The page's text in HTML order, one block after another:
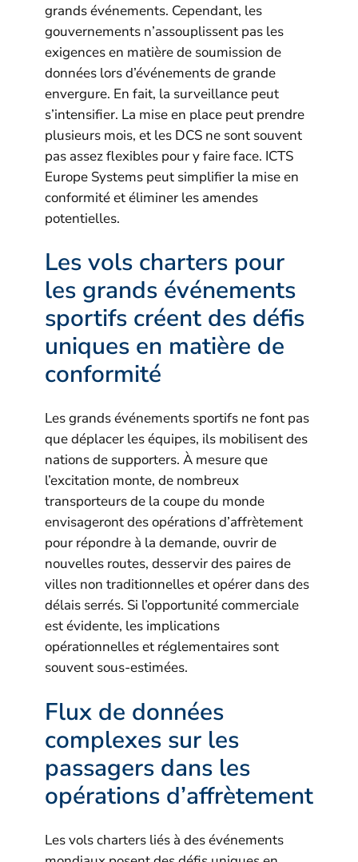
grands événements. Cependant, les
gouvernements n’assouplissent pas les
exigences en matière de soumission de
données lors d’événements de grande
envergure. En fait, la surveillance peut
s’intensifier. La mise en place peut prendre
plusieurs mois, et les DCS ne sont souvent
pas assez flexibles pour y faire face. ICTS
Europe Systems peut simplifier la mise en
conformité et éliminer les amendes
potentielles.
Les vols charters pour
les grands événements
sportifs créent des défis
uniques en matière de
conformité
Les grands événements sportifs ne font pas
que déplacer les équipes, ils mobilisent des
nations de supporters. À mesure que
l’excitation monte, de nombreux
transporteurs de la coupe du monde
envisageront des opérations d’affrètement
pour répondre à la demande, ouvrir de
nouvelles routes, desservir des paires de
villes non traditionnelles et opérer dans des
délais serrés. Si l’opportunité commerciale
est évidente, les implications
opérationnelles et réglementaires sont
souvent sous-estimées.
Flux de données
complexes sur les
passagers dans les
opérations d’affrètement
Les vols charters liés à des événements